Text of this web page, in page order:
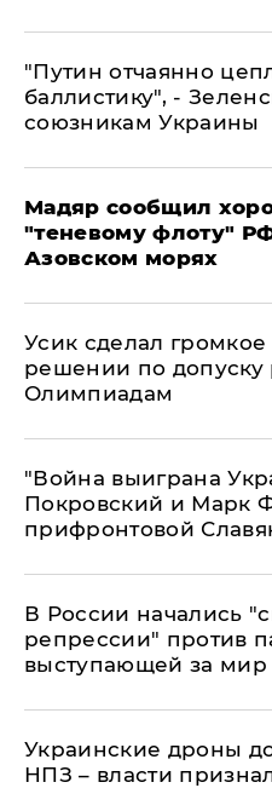
"Путин отчаянно
баллистику", -
союзникам Украины
Мадяр сообщил
"теневому флоту"
Азовском морях
Усик сделал громкое
решении по допуску
Олимпиадам
"Война выиграна
Покровский и Марк
прифронтовой
В России начались
репрессии" против
выступающей за мир
Украинские дроны
НПЗ – власти